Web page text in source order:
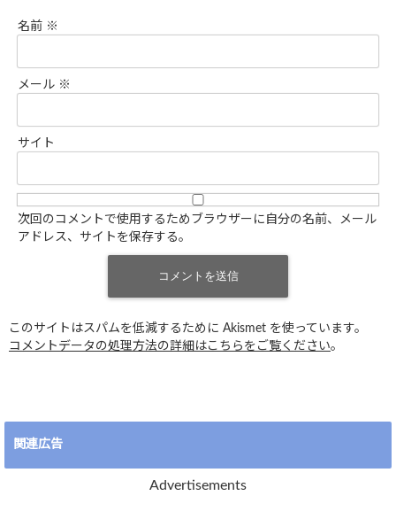
名前 ※
メール ※
サイト
次回のコメントで使用するためブラウザーに自分の名前、メール
アドレス、サイトを保存する。
このサイトはスパムを低減するために Akismet を使っています。
コメントデータの処理方法の詳細はこちらをご覧ください。
関連広告
Advertisements